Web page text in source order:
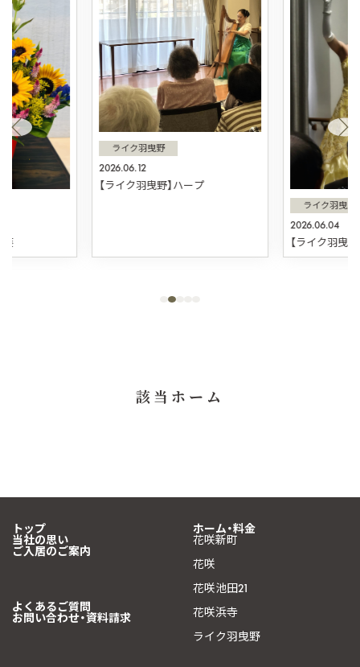
葵
2026.06.12
ライク羽曳野
【ライク羽曳野】ハープ
2026.06.04
ライク羽曳野
【ライク羽曳
該当ホーム
トップ
当社の思い
ご入居のご案内
ホーム・料金
花咲新町
花咲
花咲池田21
花咲浜寺
ライク羽曳野
よくあるご質問
お問い合わせ・資料請求